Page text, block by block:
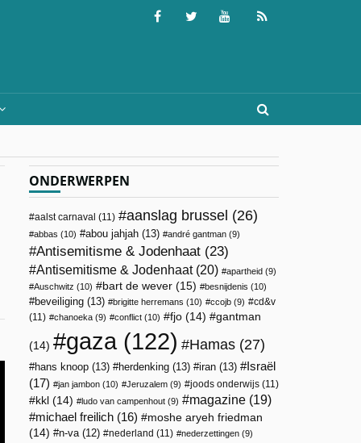
ONDERWERPEN
aalst carnaval (11) aanslag brussel (26)
abbas (10) abou jahjah (13) andré gantman (9)
Antisemitisme & Jodenhaat (23)
Antisemitisme & Jodenhaat(20) apartheid (9)
Auschwitz (10) bart de wever (15) besnijdenis (10)
beveiliging (13) brigitte herremans (10) ccojb (9)
cd&v
(11)
chanoeka (9) conflict (10) fjo (14) gantman
(14) gaza(122) Hamas (27)
hans knoop (13) herdenking (13) iran (13)
Israël
(17)
jan jambon (10) Jeruzalem (9) joods onderwijs (11)
kkl (14) ludo van campenhout (9) magazine (19)
michael freilich (16)
moshe aryeh friedman
(14)
n-va(12) nederland (11) nederzettingen (9)